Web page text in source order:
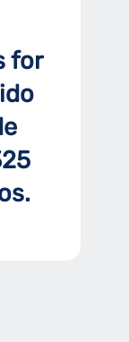
for